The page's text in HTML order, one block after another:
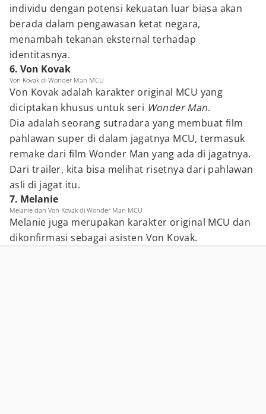
individu dengan potensi kekuatan luar biasa akan
berada dalam pengawasan ketat negara,
menambah tekanan eksternal terhadap
identitasnya.
6. Von Kovak
Von Kovak di Wonder Man MCU
Von Kovak adalah karakter original MCU yang
diciptakan khusus untuk seri Wonder Man.
Dia adalah seorang sutradara yang membuat film
pahlawan super di dalam jagatnya MCU, termasuk
remake dari film Wonder Man yang ada di jagatnya.
Dari trailer, kita bisa melihat risetnya dari pahlawan
asli di jagat itu.
7. Melanie
Melanie dan Von Kovak di Wonder Man MCU
Melanie juga merupakan karakter original MCU dan
dikonfirmasi sebagai asisten Von Kovak.